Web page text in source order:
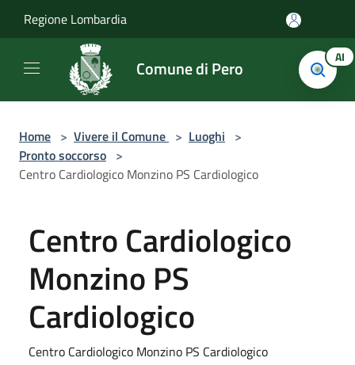
Regione Lombardia
Comune di Pero AI
Home > Vivere il Comune > Luoghi >
Pronto soccorso >
Centro Cardiologico Monzino PS Cardiologico
Centro Cardiologico
Monzino PS
Cardiologico
Centro Cardiologico Monzino PS Cardiologico